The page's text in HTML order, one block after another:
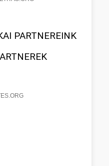
PARTNEREINK